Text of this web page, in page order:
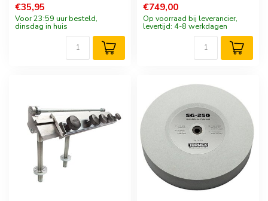
€35,95
Voor 23:59 uur besteld,
dinsdag in huis
€749,00
Op voorraad bij leverancier,
levertijd: 4-8 werkdagen